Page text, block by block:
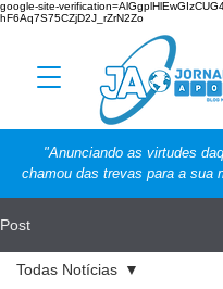
google-site-
hF6Aq7S75CZjD2J_rZrN2Zo
"Anunciando as virtudes
chamou das trevas para a sua
Post
Todas Notícias